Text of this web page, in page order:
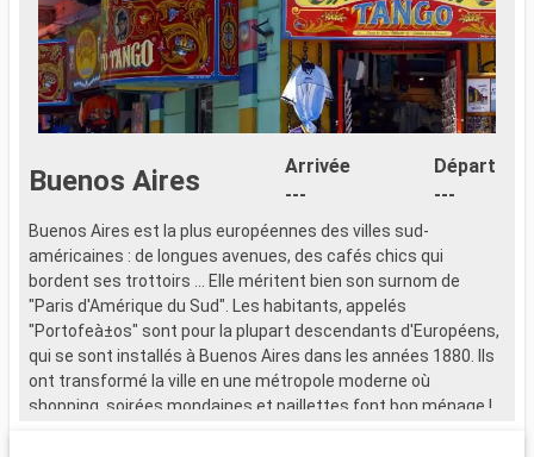
Buenos Aires
Arrivée
---
Départ
---
Buenos Aires est la plus européennes des villes sud-
américaines : de longues avenues, des cafés chics qui
bordent ses trottoirs ... Elle méritent bien son surnom de
"Paris d'Amérique du Sud". Les habitants, appelés
"Portofeà±os" sont pour la plupart descendants d'Européens,
qui se sont installés à Buenos Aires dans les années 1880. Ils
ont transformé la ville en une métropole moderne où
shopping, soirées mondaines et paillettes font bon ménage !